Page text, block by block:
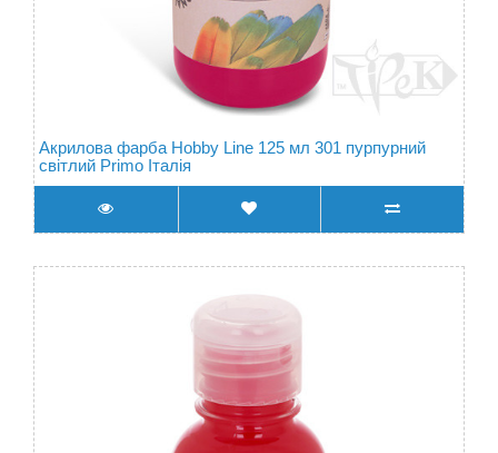
Акрилова фарба Hobby Line 125 мл 301 пурпурний
світлий Primo Італія